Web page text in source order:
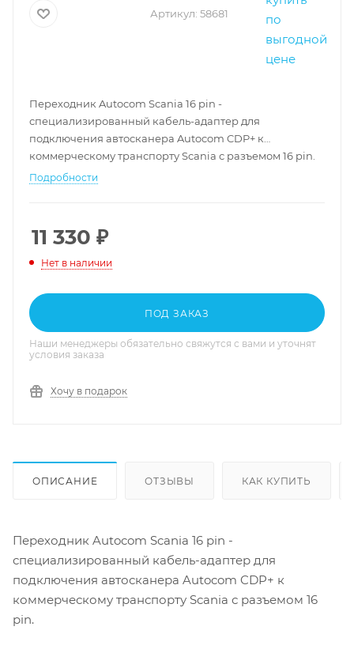
Артикул: 58681
Переходник Autocom Scania 16 pin -
специализированный кабель-адаптер для
подключения автосканера Autocom CDP+ к
коммерческому транспортуScania с разъемом 16 pin.
Подробности
11 330 ₽
Нет в наличии
ПОД ЗАКАЗ
Наши менеджеры обязательно свяжутся с вами и уточнят
условия заказа
Хочу в подарок
ОПИСАНИЕ ОТЗЫВЫ КАК КУПИТЬ
Переходник Autocom Scania 16 pin -
специализированный кабель-адаптер для
подключения автосканера Autocom CDP+ к
коммерческому транспорту Scania с разъемом 16
pin.